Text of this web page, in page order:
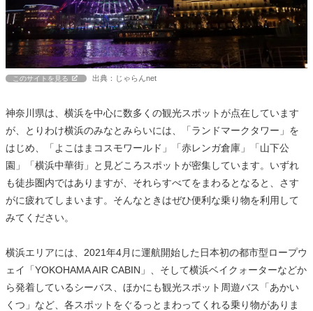
このサイトを見る 出典：じゃらんnet
神奈川県は、横浜を中心に数多くの観光スポットが点在しています
が、とりわけ横浜のみなとみらいには、「ランドマークタワー」を
はじめ、「よこはまコスモワールド」「赤レンガ倉庫」「山下公
園」「横浜中華街」と見どころスポットが密集しています。いずれ
も徒歩圏内ではありますが、それらすべてをまわるとなると、さす
がに疲れてしまいます。そんなときはぜひ便利な乗り物を利用して
みてください。
横浜エリアには、2021年4月に運航開始した日本初の都市型ロープウ
ェイ「YOKOHAMA AIR CABIN」、そして横浜ベイクォーターなどか
ら発着しているシーバス、ほかにも観光スポット周遊バス「あかい
くつ」など、各スポットをぐるっとまわってくれる乗り物がありま